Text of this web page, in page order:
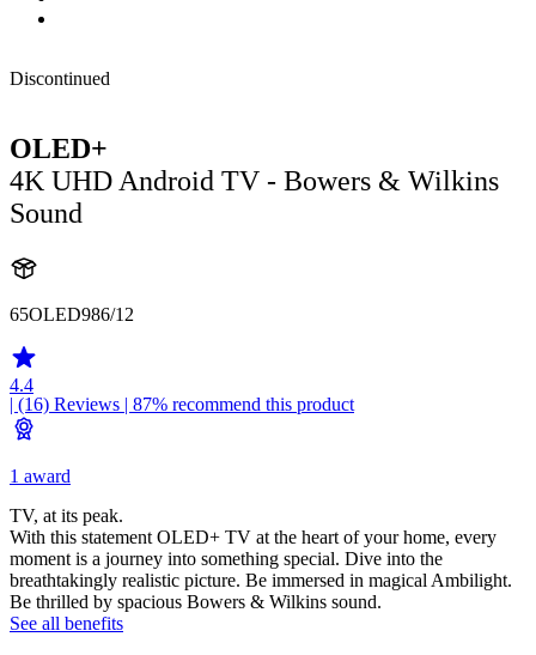
Discontinued
OLED+
4K UHD Android TV - Bowers & Wilkins
Sound
65OLED986/12
4.4
| (16) Reviews | 87% recommend this product
1 award
TV, at its peak.
With this statement OLED+ TV at the heart of your home, every
moment is a journey into something special. Dive into the
breathtakingly realistic picture. Be immersed in magical Ambilight.
Be thrilled by spacious Bowers & Wilkins sound.
See all benefits